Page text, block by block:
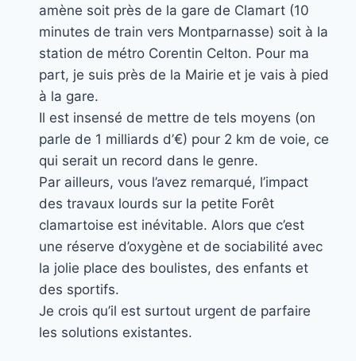
amène soit près de la gare de Clamart (10
minutes de train vers Montparnasse) soit à la
station de métro Corentin Celton. Pour ma
part, je suis près de la Mairie et je vais à pied
à la gare.
Il est insensé de mettre de tels moyens (on
parle de 1 milliards d’€) pour 2 km de voie, ce
qui serait un record dans le genre.
Par ailleurs, vous l’avez remarqué, l’impact
des travaux lourds sur la petite Forêt
clamartoise est inévitable. Alors que c’est
une réserve d’oxygène et de sociabilité avec
la jolie place des boulistes, des enfants et
des sportifs.
Je crois qu’il est surtout urgent de parfaire
les solutions existantes.